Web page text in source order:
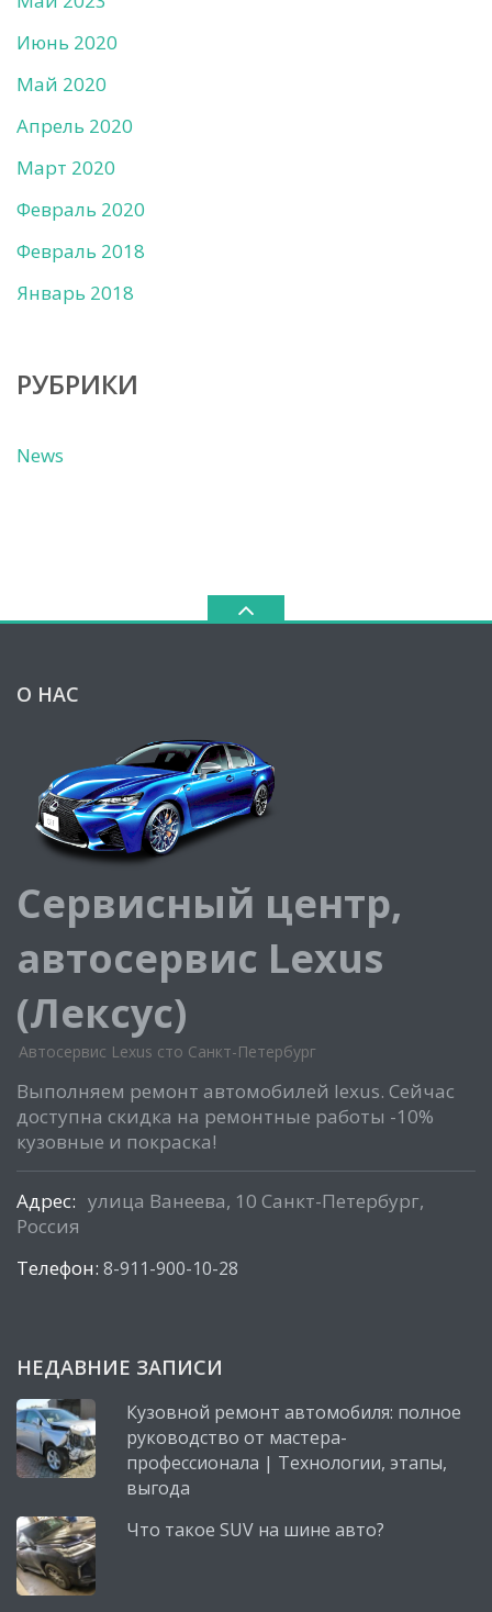
Июнь 2020
Май 2020
Апрель 2020
Март 2020
Февраль 2020
Февраль 2018
Январь 2018
РУБРИКИ
News
О НАС
Сервисный центр,
автосервис Lexus
(Лексус)
Автосервис Lexus сто Санкт-Петербург
Выполняем ремонт автомобилей lexus. Сейчас
доступна скидка на ремонтные работы -10%
кузовные и покраска!
Адрес: улица Ванеева, 10 Санкт-Петербург,
Россия
Телефон: 8-911-900-10-28
НЕДАВНИЕ ЗАПИСИ
Кузовной ремонт автомобиля: полное
руководство от мастера-
профессионала | Технологии, этапы,
выгода
Что такое SUV на шине авто?